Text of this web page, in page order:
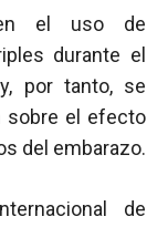
en el uso de
durante el
por tanto, se
sobre el efecto
del embarazo.
de